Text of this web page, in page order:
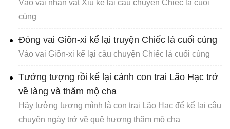
Vào vai nhân vật Xiu kể lại câu chuyện Chiếc lá cuối
cùng
Đóng vai Giôn-xi kể lại truyện Chiếc lá cuối cùng
Vào vai Giôn-xi kể lại câu chuyện Chiếc lá cuối cùng
Tưởng tượng rồi kể lại cảnh con trai Lão Hạc trở
về làng và thăm mộ cha
Hãy tưởng tượng mình là con trai Lão Hạc để kể lại câu
chuyện ngày trở về quê hương thăm mộ cha